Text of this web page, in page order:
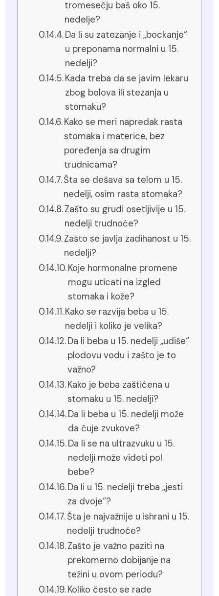
tromesečju baš oko 15.
nedelje?
Da li su zatezanje i „bockanje“
u preponama normalni u 15.
nedelji?
Kada treba da se javim lekaru
zbog bolova ili stezanja u
stomaku?
Kako se meri napredak rasta
stomaka i materice, bez
poređenja sa drugim
trudnicama?
Šta se dešava sa telom u 15.
nedelji, osim rasta stomaka?
Zašto su grudi osetljivije u 15.
nedelji trudnoće?
Zašto se javlja zadihanost u 15.
nedelji?
Koje hormonalne promene
mogu uticati na izgled
stomaka i kože?
Kako se razvija beba u 15.
nedelji i koliko je velika?
Da li beba u 15. nedelji „udiše“
plodovu vodu i zašto je to
važno?
Kako je beba zaštićena u
stomaku u 15. nedelji?
Da li beba u 15. nedelji može
da čuje zvukove?
Da li se na ultrazvuku u 15.
nedelji može videti pol
bebe?
Da li u 15. nedelji treba „jesti
za dvoje“?
Šta je najvažnije u ishrani u 15.
nedelji trudnoće?
Zašto je važno paziti na
prekomerno dobijanje na
težini u ovom periodu?
Koliko često se rade